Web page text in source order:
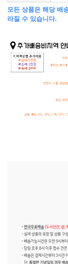
모든 상품은 해당 배
라질 수 있습니다.